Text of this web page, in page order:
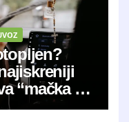
“mačka u